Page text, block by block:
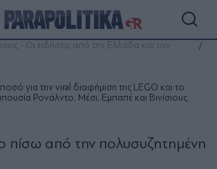
- Οι ειδήσεις από την Ελλάδα και τον
για την viral διαφήμιση της LEGO και το
Ρονάλντο, Μέσι, Εμπαπέ και Βινίσιους
πίσω από την πολυσυζητημένη